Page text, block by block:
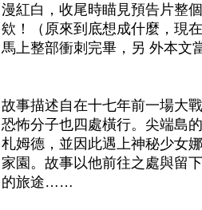
漫紅白，收尾時瞄見預告片整
欸！（原來到底想成什麼，現
馬上整部衝刺完畢，另 外本文
故事描述自在十七年前一場大
恐怖分子也四處橫行。尖端島
札姆德，並因此遇上神秘少女
家園。故事以他前往之處與留
的旅途……